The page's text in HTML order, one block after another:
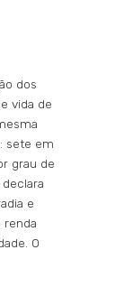
dos
vida de
sete em
grau de
e
renda
O